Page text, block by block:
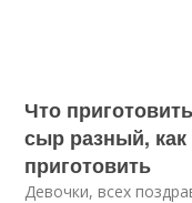
Что
сыр разный, как
приготовить
Девочки, всех